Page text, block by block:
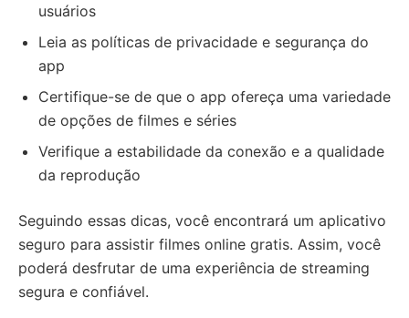
usuários
Leia as políticas de privacidade e segurança do
app
Certifique-se de que o app ofereça uma variedade
de opções de filmes e séries
Verifique a estabilidade da conexão e a qualidade
da reprodução
Seguindo essas dicas, você encontrará um aplicativo
seguro para assistir filmes online gratis. Assim, você
poderá desfrutar de uma experiência de streaming
segura e confiável.